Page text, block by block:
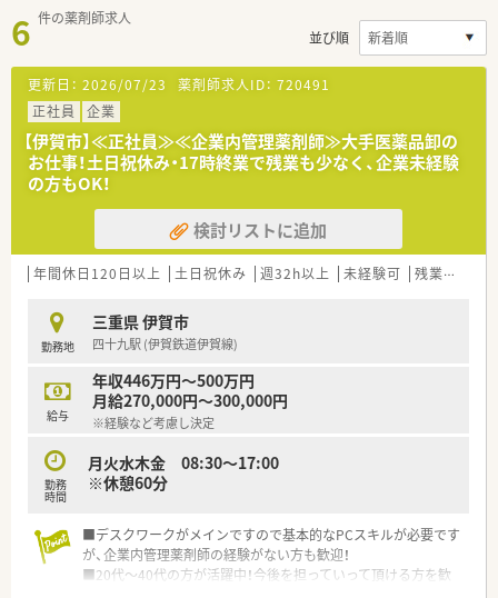
6 件の薬剤師求人
並び順
更新日： 2026/07/23 薬剤師求人ID： 720491
正社員
企業
【伊賀市】≪正社員≫≪企業内管理薬剤師≫大手医薬品卸の
お仕事！土日祝休み・17時終業で残業も少なく、企業未経験
の方もOK！
検討リストに追加
年間休日120日以上 土日祝休み 週32h以上 未経験可 残業なし(ほぼなし含む)
勤務地
三重県 伊賀市
四十九駅 (伊賀鉄道伊賀線)
給与
年収446万円～500万円
月給270,000円～300,000円
※経験など考慮し決定
勤務
時間
月火水木金 08:30～17:00
※休憩60分
■デスクワークがメインですので基本的なPCスキルが必要です
が、企業内管理薬剤師の経験がない方も歓迎！
■20代～40代の方が活躍中！今後を担っていって頂ける方を歓